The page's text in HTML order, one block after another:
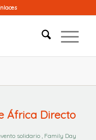
África Directo
solidario , Family Day